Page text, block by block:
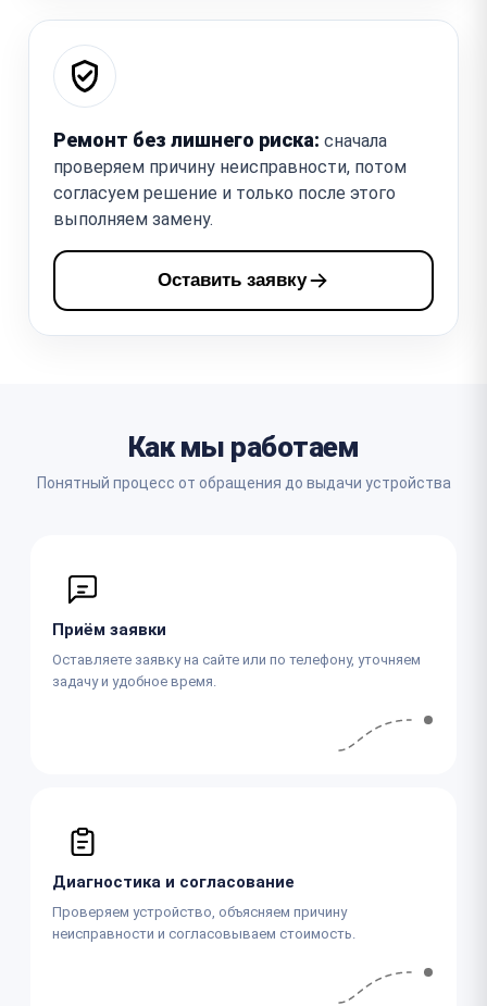
Ремонт без лишнего риска: сначала
проверяем причину неисправности, потом
согласуем решение и только после этого
выполняем замену.
Оставить заявку
Как мы работаем
Понятный процесс от обращения до выдачи устройства
Приём заявки
Оставляете заявку на сайте или по телефону, уточняем
задачу и удобное время.
Диагностика и согласование
Проверяем устройство, объясняем причину
неисправности и согласовываем стоимость.